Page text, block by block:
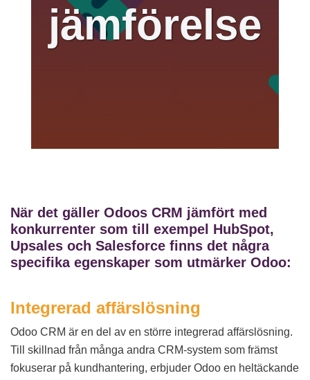
jämförelse
När det gäller Odoos CRM jämfört med
konkurrenter som till exempel HubSpot,
Upsales och Salesforce finns det några
specifika egenskaper som utmärker Odoo:
Integrerad affärslösning
Odoo CRM är en del av en större integrerad affärslösning.
Till skillnad från många andra CRM-system som främst
fokuserar på kundhantering, erbjuder Odoo en heltäckande